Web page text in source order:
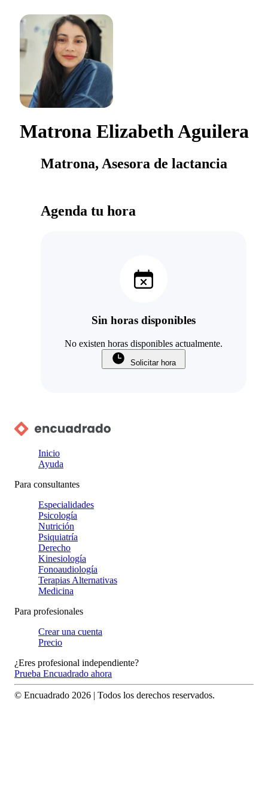
Matrona Elizabeth Aguilera
Matrona, Asesora de lactancia
Agenda tu hora
Sin horas disponibles
No existen horas disponibles actualmente.
Solicitar hora
Inicio
Ayuda
Para consultantes
Especialidades
Psicología
Nutrición
Psiquiatría
Derecho
Kinesiología
Fonoaudiología
Terapias Alternativas
Medicina
Para profesionales
Crear una cuenta
Precio
¿Eres profesional independiente?
Prueba Encuadrado ahora
© Encuadrado 2026 | Todos los derechos reservados.